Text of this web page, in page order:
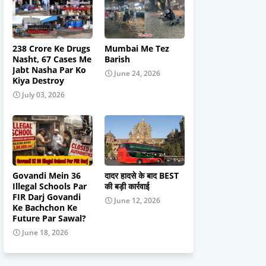
238 Crore Ke Drugs
Nasht, 67 Cases Me
Jabt Nasha Par Ko
Kiya Destroy
July 03, 2026
Mumbai Me Tez
Barish
June 24, 2026
Govandi Mein 36
Illegal Schools Par
FIR Darj Govandi
Ke Bachchon Ke
Future Par Sawal?
June 18, 2026
दादर हादसे के बाद BEST
की बड़ी कार्रवाई
June 12, 2026